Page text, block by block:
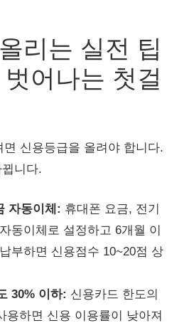
리는 실전 팁
어나는 첫걸
신용등급을 올려야 합니다.
니다.
자동이체: 휴대폰 요금, 전기
동이체로 설정하고 6개월 이
부하면 신용점수 10~20점 상
30% 이하: 신용카드 한도의
용하면 신용 이용률이 낮아져